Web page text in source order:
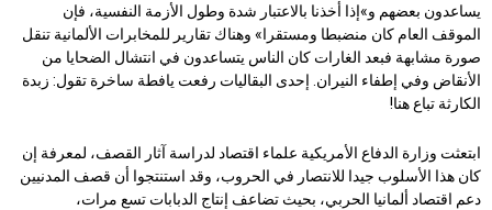
يساعدون بعضهم و»إذا أخذنا بالاعتبار شدة وطول الأزمة النفسية، فإن
الموقف العام كان منضبطا ومستقرا» وهناك تقارير للمخابرات الألمانية تنقل
صورة مشابهة فبعد الغارات كان الناس يتساعدون في انتشال الضحايا من
الأنقاض وفي إطفاء النيران. إحدى البقاليات رفعت يافطة ساخرة تقول: زبدة
الكارثة تباع هنا!
ابتعثت وزارة الدفاع الأمريكية علماء اقتصاد لدراسة آثار القصف، لمعرفة إن
كان هذا الأسلوب جيدا للانتصار في الحروب، وقد استنتجوا أن قصف المدنيين
دعم اقتصاد ألمانيا الحربي، بحيث تضاعف إنتاج الدبابات تسع مرات،